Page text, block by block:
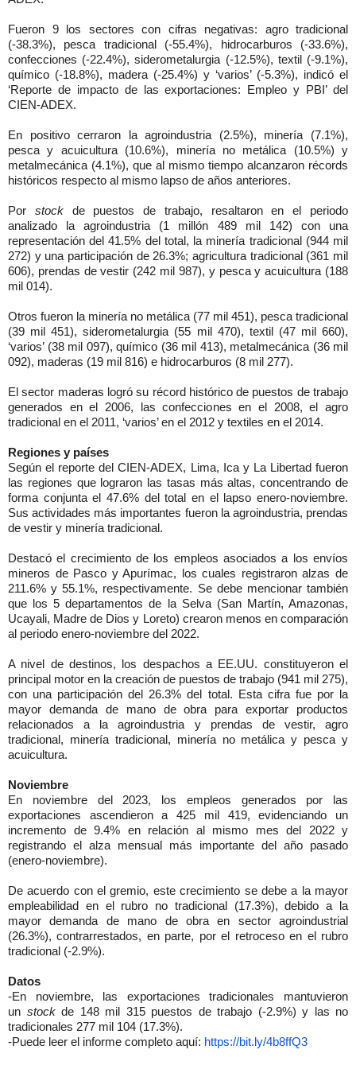
Fueron 9 los sectores con cifras negativas: agro tradicional
(-38.3%), pesca tradicional (-55.4%), hidrocarburos (-33.6%),
confecciones (-22.4%), siderometalurgia (-12.5%), textil (-9.1%),
químico (-18.8%), madera (-25.4%) y ‘varios’ (-5.3%), indicó el
‘Reporte de impacto de las exportaciones: Empleo y PBI’ del
CIEN-ADEX.
En positivo cerraron la agroindustria (2.5%), minería (7.1%),
pesca y acuicultura (10.6%), minería no metálica (10.5%) y
metalmecánica (4.1%), que al mismo tiempo alcanzaron récords
históricos respecto al mismo lapso de años anteriores.
Por stockde puestos de trabajo, resaltaron en el periodo
analizado la agroindustria (1 millón 489 mil 142) con una
representación del 41.5% del total, la minería tradicional (944 mil
272) y una participación de 26.3%; agricultura tradicional (361 mil
606), prendas de vestir (242 mil 987), y pesca y acuicultura (188
mil 014).
Otros fueron la minería no metálica (77 mil 451), pesca tradicional
(39 mil 451), siderometalurgia (55 mil 470), textil (47 mil 660),
‘varios’ (38 mil 097), químico (36 mil 413), metalmecánica (36 mil
092), maderas (19 mil 816) e hidrocarburos (8 mil 277).
El sector maderas logró su récord histórico de puestos de trabajo
generados en el 2006, las confecciones en el 2008, el agro
tradicional en el 2011, ‘varios’ en el 2012 y textiles en el 2014.
Regiones y países
Según el reporte del CIEN-ADEX, Lima, Ica y La Libertad fueron
las regiones que lograron las tasas más altas, concentrando de
forma conjunta el 47.6% del total en el lapso enero-noviembre.
Sus actividades más importantes fueron la agroindustria, prendas
de vestir y minería tradicional.
Destacó el crecimiento de los empleos asociados a los envíos
mineros de Pasco y Apurímac, los cuales registraron alzas de
211.6% y 55.1%, respectivamente. Se debe mencionar también
que los 5 departamentos de la Selva (San Martín, Amazonas,
Ucayali, Madre de Dios y Loreto) crearon menos en comparación
al periodo enero-noviembre del 2022.
A nivel de destinos, los despachos a EE.UU. constituyeron el
principal motor en la creación de puestos de trabajo (941 mil 275),
con una participación del 26.3% del total. Esta cifra fue por la
mayor demanda de mano de obra para exportar productos
relacionados a la agroindustria y prendas de vestir, agro
tradicional, minería tradicional, minería no metálica y pesca y
acuicultura.
Noviembre
En noviembre del 2023, los empleos generados por las
exportaciones ascendieron a 425 mil 419, evidenciando un
incremento de 9.4% en relación al mismo mes del 2022 y
registrando el alza mensual más importante del año pasado
(enero-noviembre).
De acuerdo con el gremio, este crecimiento se debe a la mayor
empleabilidad en el rubro no tradicional (17.3%), debido a la
mayor demanda de mano de obra en sector agroindustrial
(26.3%), contrarrestados, en parte, por el retroceso en el rubro
tradicional (-2.9%).
Datos
-En noviembre, las exportaciones tradicionales mantuvieron
un stockde 148 mil 315 puestos de trabajo (-2.9%) y las no
tradicionales 277 mil 104 (17.3%).
-Puede leer el informe completo aquí: https://bit.ly/4b8ffQ3